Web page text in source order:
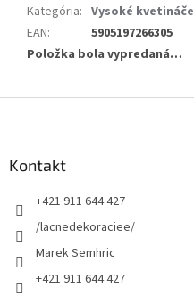
Kategória: Vysoké kvetináče
EAN:
5905197266305
Položka bola vypredaná…
Kontakt
+421 911 644 427
/lacnedekoraciee/
Marek Semhric
+421 911 644 427